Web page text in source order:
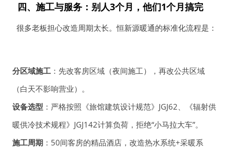
四、施工与服务：别人3个月，他们1个月搞完
很多老板担心改造周期太长。恒新源暖通的标准化流程是：
分区域施工 ：先改客房区域（夜间施工），再改公共区域
（白天不影响营业）。
设备选型 ：严格按照《旅馆建筑设计规范》JGJ62、《辐射供
暖供冷技术规程》JGJ142计算负荷，拒绝“小马拉大车”。
施工周期 ：50间客房的精品酒店，改造热水系统+采暖系